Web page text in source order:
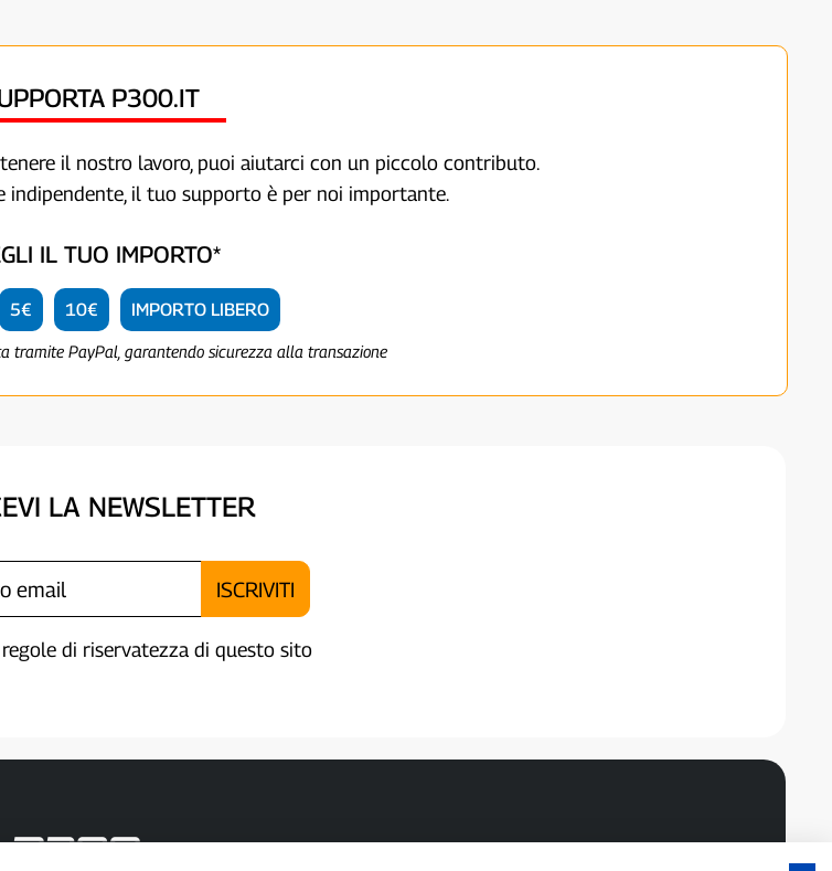
P300.IT
il nostro lavoro, puoi aiutarci con un piccolo contributo.
il tuo supporto è per noi importante.
IL TUO IMPORTO*
5€ 10€ IMPORTO LIBERO
tramite PayPal, garantendo sicurezza alla transazione
LA NEWSLETTER
di riservatezza di questo sito